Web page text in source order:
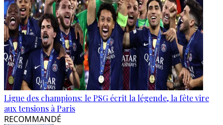
Ligue des champions: le PSG écrit la légende, la fête vire
aux tensions à Paris
RECOMMANDÉ